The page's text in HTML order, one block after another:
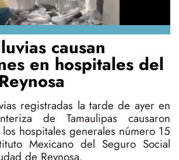
causan
en hospitales del
registradas la tarde de ayer en
de Tamaulipas causaron
hospitales generales número 15
Mexicano del Seguro Social